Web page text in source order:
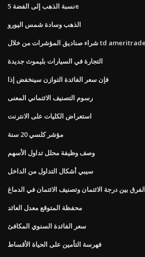
نسبة الذهب إلى الفضة 5e
الذهب وسادة شمس اليورو
شراء صناديق المؤشرات من خلال td ameritrade
التجارة في السيارات بليموث جديدة
فإن سعر الفائدة التوازن سينخفض ​​إذا
رسوم التصنيف الائتماني المعنى
استعراض الكليات على الانترنت
مؤشر كلسي 20 سنة
وصف وظيفة محلل تداول الأسهم
سيبي أشكال التداول من الداخل
بين درجة الائتمان وتصنيف الائتمان في الدماغ
محفظة المتوقع معدل العائد
سعر الفائدة السنوي المكافئ
فهرسة التأمين على الحياة الأقساط